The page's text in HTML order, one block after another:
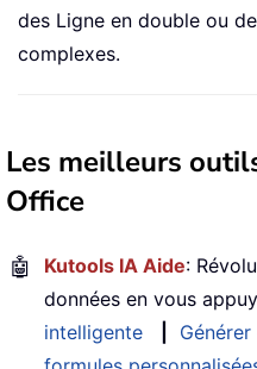
des Ligne en double ou
complexes.
Les meilleurs
Office
🤖 Kutools IA Aide:
données en vous
intelligente